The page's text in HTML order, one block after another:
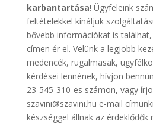
karbantartása! Ügyfeleink
feltételekkel kínáljuk
bővebb információkat is
címen ér el. Velünk a legjobb
medencék, rugalmasak,
kérdései lennének, hívjon
23-545-310-es számon, vagy
szavini@szavini.hu e-mail
készséggel állnak az érdeklődők